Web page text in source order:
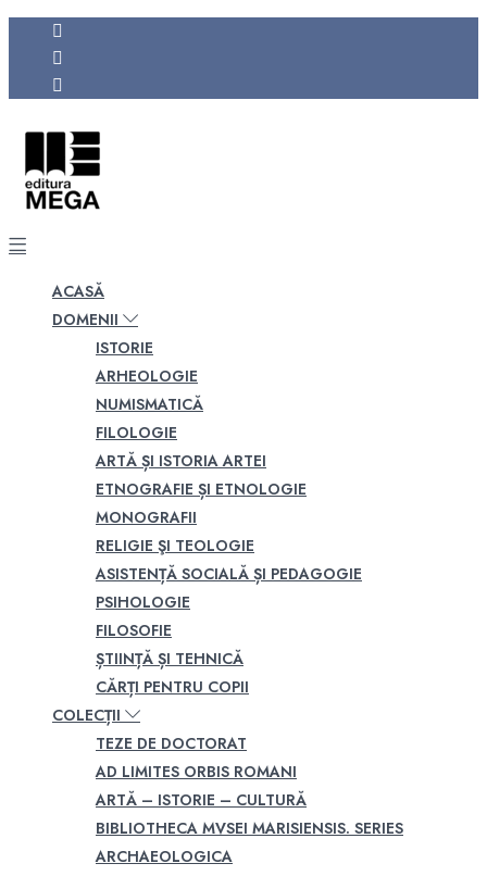
ACASĂ
DOMENII
ISTORIE
ARHEOLOGIE
NUMISMATICĂ
FILOLOGIE
ARTĂ ȘI ISTORIA ARTEI
ETNOGRAFIE ȘI ETNOLOGIE
MONOGRAFII
RELIGIE ŞI TEOLOGIE
ASISTENȚĂ SOCIALĂ ȘI PEDAGOGIE
PSIHOLOGIE
FILOSOFIE
ȘTIINȚĂ ȘI TEHNICĂ
CĂRȚI PENTRU COPII
COLECȚII
TEZE DE DOCTORAT
AD LIMITES ORBIS ROMANI
ARTĂ – ISTORIE – CULTURĂ
BIBLIOTHECA MVSEI MARISIENSIS. SERIES
ARCHAEOLOGICA